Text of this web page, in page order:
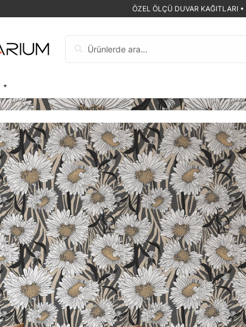
ÖZEL ÖLÇÜ DUVAR KAĞITLARI •